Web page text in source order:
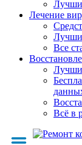
Лечение
Все
Всё в